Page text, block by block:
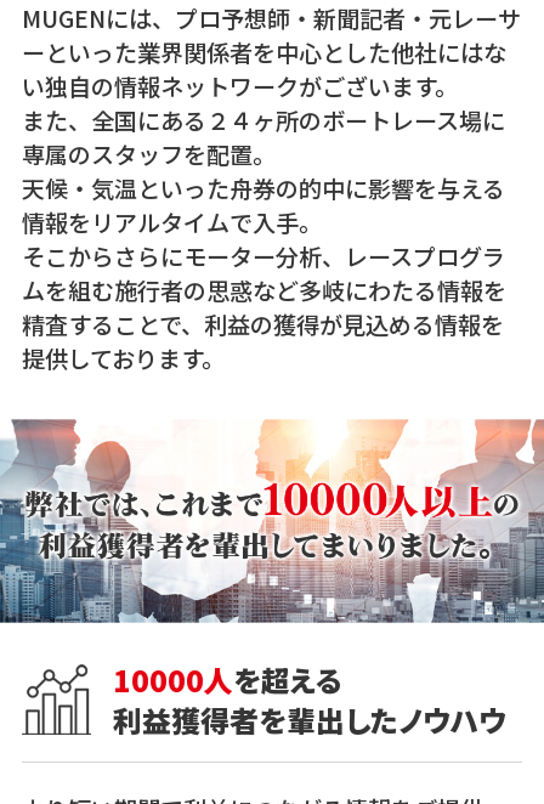
MUGENには、プロ予想師・新聞記者・元レーサ
ーといった業界関係者を中心とした他社にはな
い独自の情報ネットワークがございます。
また、全国にある２４ヶ所のボートレース場に
専属のスタッフを配置。
天候・気温といった舟券の的中に影響を与える
情報をリアルタイムで入手。
そこからさらにモーター分析、レースプログラ
ムを組む施行者の思惑など多岐にわたる情報を
精査することで、利益の獲得が見込める情報を
提供しております。
10000人を超える
利益獲得者を輩出したノウハウ